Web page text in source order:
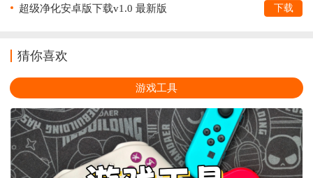
超级净化安卓版下载v1.0 最新版 下载
猜你喜欢
游戏工具